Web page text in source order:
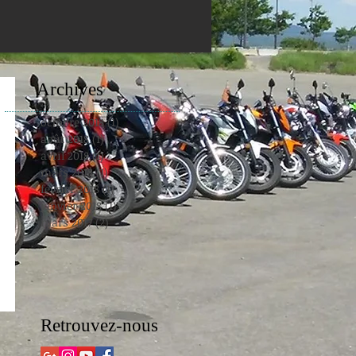
Retrouvez-nous
Archives
octobre 2018 (1) 1 post
août 2018 (1)1 post
avril 2018 (1)1 post
mars 2018 (1)1 post
février 2018 (1)1 post
janvier 2018 (1)1 post
mars 2017 (2)2 posts